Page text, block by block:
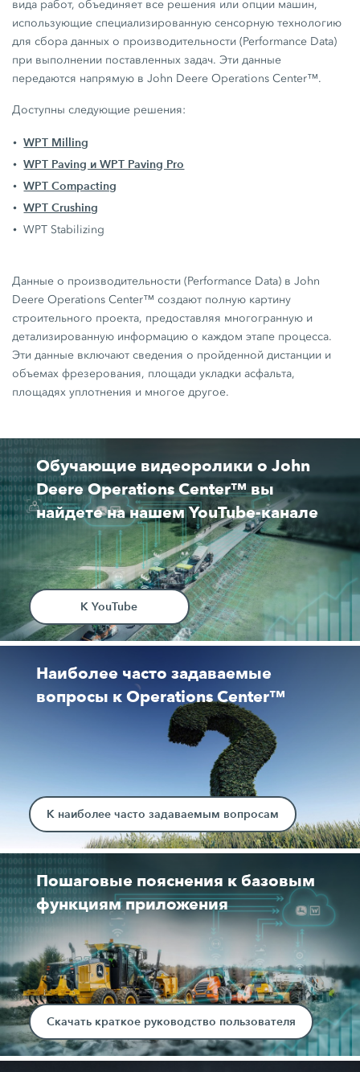
конкурентоспособность в своей отрасли.
вида работ, объединяет все решения или опции машин,
использующие специализированную сенсорную технологию
для сбора данных о производительности (Performance Data)
при выполнении поставленных задач. Эти данные
передаются напрямую в John Deere Operations Center™.
Доступны следующие решения:
WPT Milling
WPT Paving и WPT Paving Pro
WPT Compacting
WPT Crushing
WPT Stabilizing
Данные о производительности (Performance Data) в John
Deere Operations Center™ создают полную картину
строительного проекта, предоставляя многогранную и
детализированную информацию о каждом этапе процесса.
Эти данные включают сведения о пройденной дистанции и
объемах фрезерования, площади укладки асфальта,
площадях уплотнения и многое другое.
Обучающие видеоролики о John
Deere Operations Center™ вы
найдете на нашем YouTube-канале
К YouTube
Наиболее часто задаваемые
вопросы к Operations Center™
К наиболее часто задаваемым вопросам
Пошаговые пояснения к базовым
функциям приложения
Скачать краткое руководство пользователя